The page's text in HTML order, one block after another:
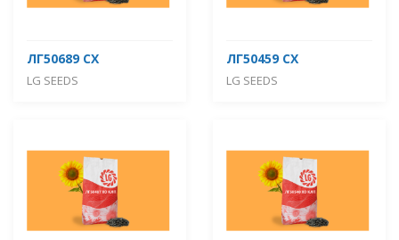
ЛГ50689 СХ
LG SEEDS
ЛГ50459 СХ
LG SEEDS